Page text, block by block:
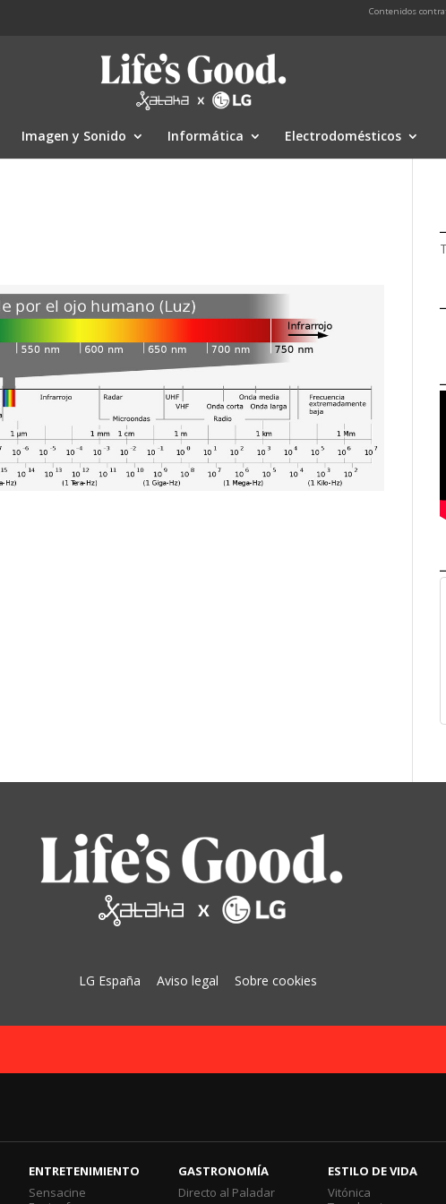
Contenidos
Imagen y Sonido Informática Electrodomésticos
LG España Aviso legal Sobre cookies
ENTRETENIMIENTO
Sensacine
GASTRONOMÍA
Directo al Paladar
ESTILO DE VIDA
Vitónica